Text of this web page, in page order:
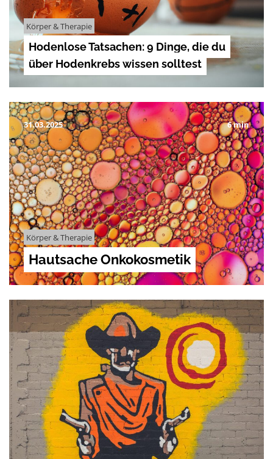
Körper & Therapie
Hodenlose Tatsachen: 9 Dinge, die du
über Hodenkrebs wissen solltest
31.03.2025 6 min
Körper & Therapie
Hautsache Onkokosmetik